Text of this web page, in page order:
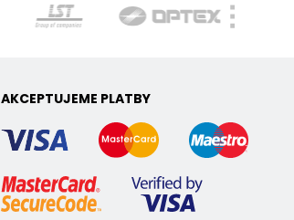
AKCEPTUJEME PLATBY